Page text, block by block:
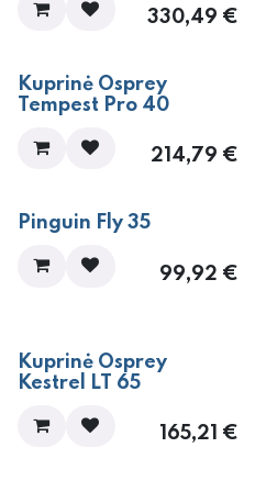
330,49 €
Kuprinė Osprey
Tempest Pro 40
214,79 €
Pinguin Fly 35
99,92 €
Kuprinė Osprey
Kestrel LT 65
165,21 €